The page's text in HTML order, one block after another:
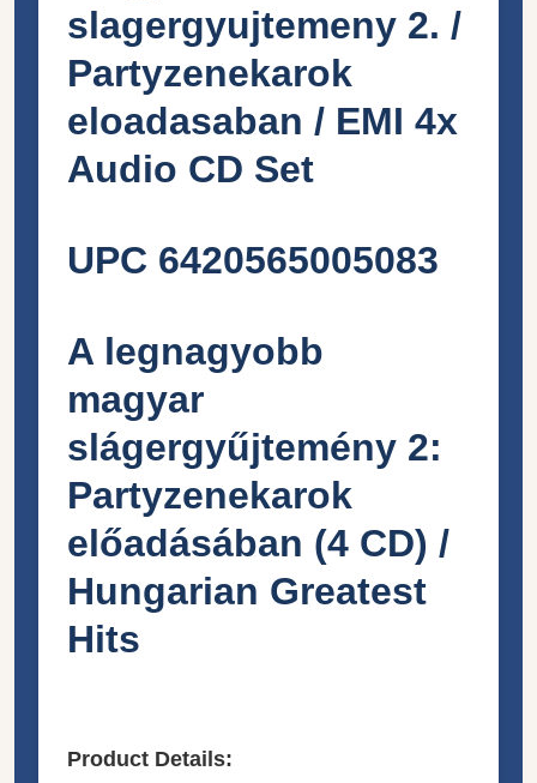
slagergyujtemeny 2. /
Partyzenekarok
eloadasaban / EMI 4x
Audio CD Set
UPC 6420565005083
A legnagyobb
magyar
slágergyűjtemény 2:
Partyzenekarok
előadásában (4 CD) /
Hungarian Greatest
Hits
Product Details: